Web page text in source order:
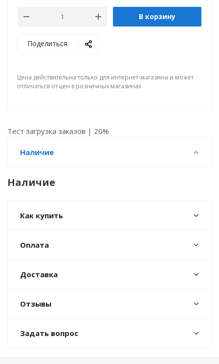
В корзину
Поделиться
Цена действительна только для интернет-магазина и может
отличаться от цен в розничных магазинах
Тест загрузка заказов | 20%
Наличие
Наличие
Как купить
Оплата
Доставка
Отзывы
Задать вопрос